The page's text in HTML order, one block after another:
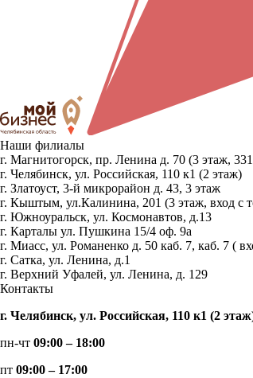
Наши филиалы
г. Магнитогорск, пр. Ленина д. 70 (3 этаж,
г. Челябинск, ул. Российская, 110 к1 (2 этаж)
г. Златоуст, 3-й микрорайон д. 43, 3 этаж
г. Кыштым, ул.Калинина, 201 (3 этаж, вход с
г. Южноуральск, ул. Космонавтов, д.13
г. Карталы ул. Пушкина 15/4 оф. 9а
г. Миасс, ул. Романенко д. 50 каб. 7, каб. 7 (
г. Сатка, ул. Ленина, д.1
г. Верхний Уфалей, ул. Ленина, д. 129
Контакты
г. Челябинск, ул. Российская, 110 к1 (2
пн-чт 09:00 – 18:00
пт 09:00 – 17:00